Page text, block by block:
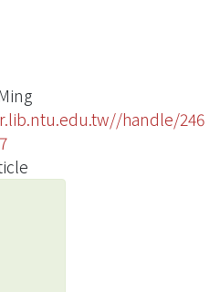
handle/246